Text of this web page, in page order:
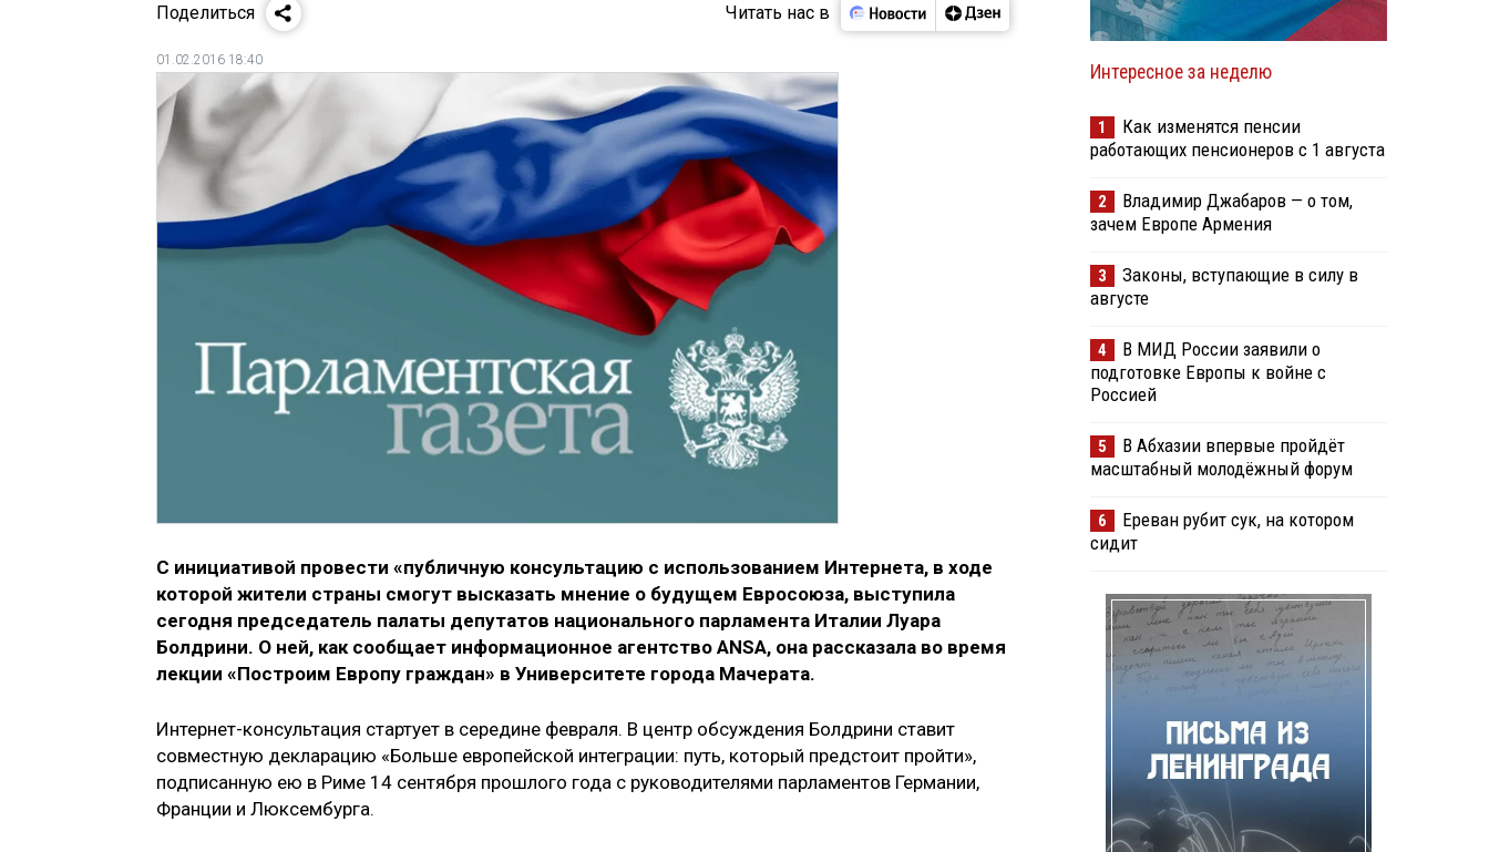
Поделиться Читать нас в
01.02.2016 18:40
С инициативой провести «публичную консультацию с использованием Интернета, в ходе
которой жители страны смогут высказать мнение о будущем Евросоюза, выступила
сегодня председатель палаты депутатов национального парламента Италии Луара
Болдрини. О ней, как сообщает информационное агентство ANSA, она рассказала во время
лекции «Построим Европу граждан» в Университете города Мачерата.
Интернет-консультация стартует в середине февраля. В центр обсуждения Болдрини ставит
совместную декларацию «Больше европейской интеграции: путь, который предстоит пройти»,
подписанную ею в Риме 14 сентября прошлого года с руководителями парламентов Германии,
Франции и Люксембурга.
Интересное за неделю
1
Как изменятся пенсии
работающих пенсионеров с 1 августа
2
Владимир Джабаров — о том,
зачем Европе Армения
3
Законы, вступающие в силу в
августе
4
В МИД России заявили о
подготовке Европы к войне с
Россией
5
В Абхазии впервые пройдёт
масштабный молодёжный форум
6
Ереван рубит сук, на котором
сидит